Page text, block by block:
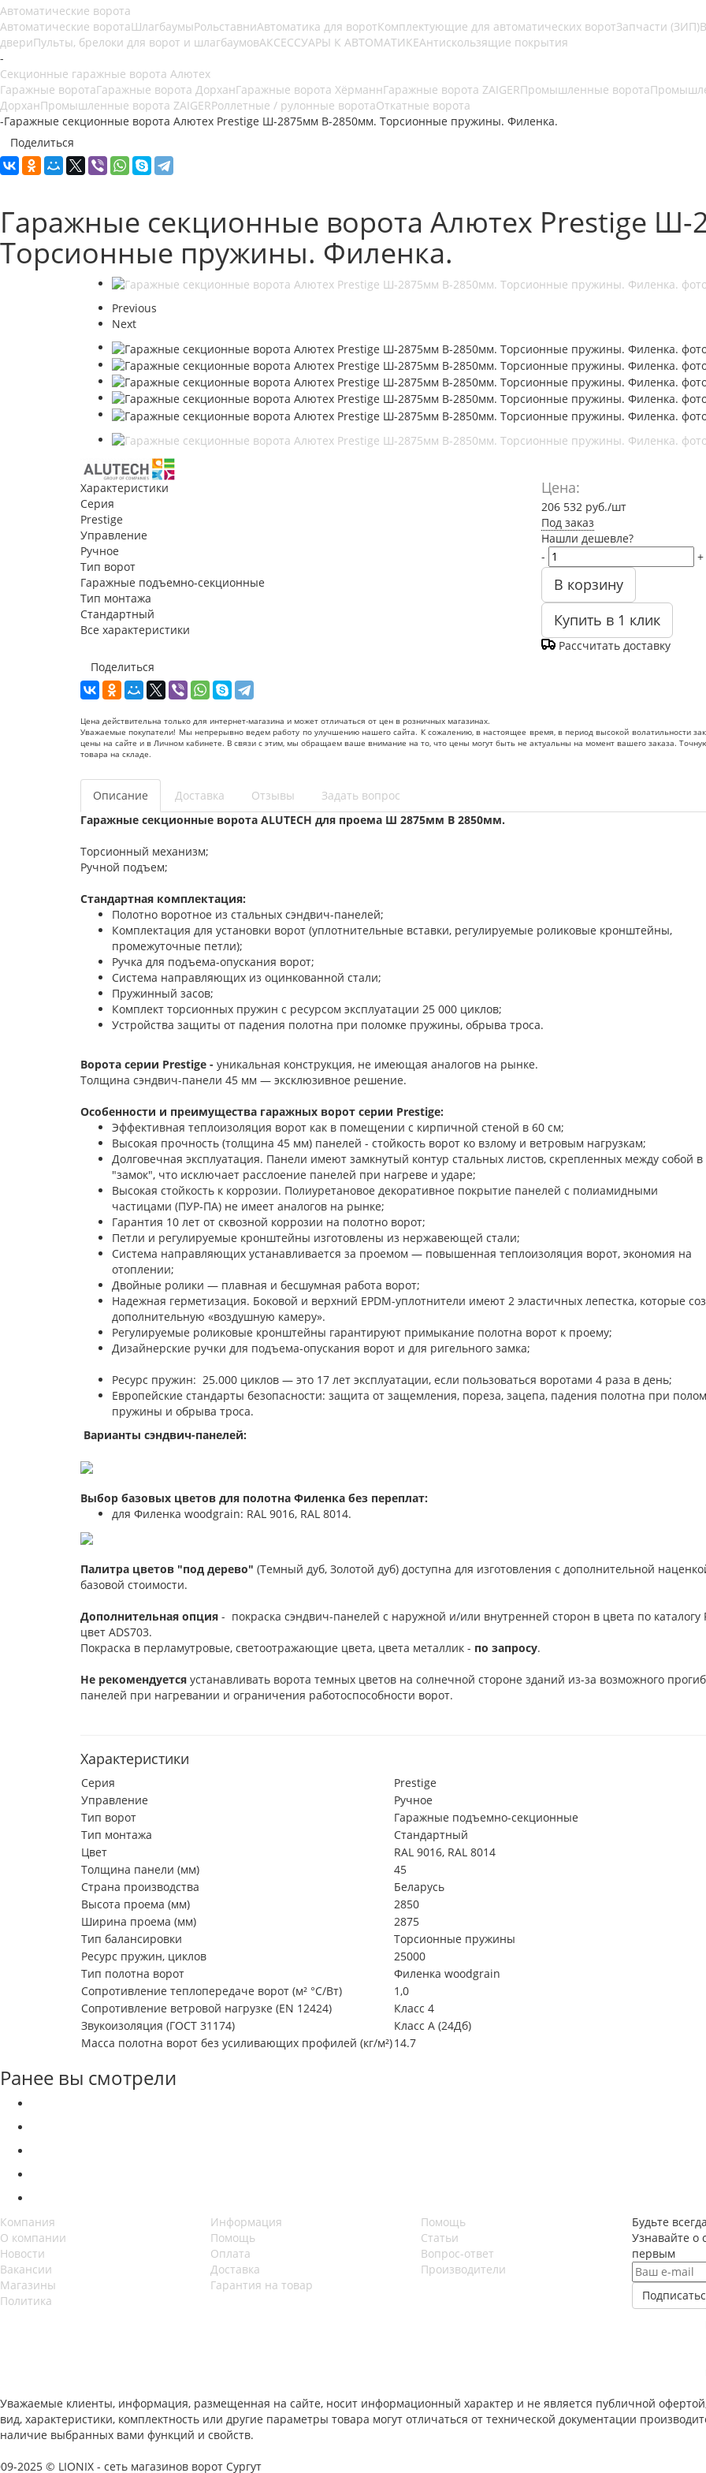
Автоматические ворота
Автоматические воротаШлагбаумыРольставниАвтоматика для воротКомплектующие для автоматических воротЗапчасти (ЗИП)
двериПульты, брелоки для ворот и шлагбаумовАКСЕССУАРЫ К АВТОМАТИКЕАнтискользящие покрытия
-
Секционные гаражные ворота Алютех
Гаражные воротаГаражные ворота ДорханГаражные ворота ХёрманнГаражные ворота ZAIGERПромышленные ворота
ДорханПромышленные ворота ZAIGERРоллетные / рулонные воротаОткатные ворота
-Гаражные секционные ворота Алютех Prestige Ш-2875мм В-2850мм. Торсионные пружины. Филенка.
Поделиться
Гаражные секционные ворота Алютех Prestige
Торсионные пружины. Филенка.
Previous
Next
Характеристики
Серия
Prestige
Управление
Ручное
Тип ворот
Гаражные подъемно-секционные
Тип монтажа
Стандартный
Все характеристики
Цена:
206 532 руб./шт
Под заказ
Нашли дешевле?
-
+
В корзину
Купить в 1 клик
Рассчитать доставку
Поделиться
Цена действительна только для интернет-магазина и может отличаться от цен в розничных магазинах.
Уважаемые покупатели! Мы непрерывно ведем работу по улучшению нашего сайта. К сожалению, в настоящее время, в период высокой волатильности
цены на сайте и в Личном кабинете. В связи с этим, мы обращаем ваше внимание на то, что цены могут быть не актуальны на момент вашего заказа.
товара на складе.
Описание Доставка Отзывы
Задать вопрос
Гаражные секционные ворота ALUTECH для проема Ш 2875мм В 2850мм.
Торсионный механизм;
Ручной подъем;
Стандартная комплектация:
Полотно воротное из стальных сэндвич-панелей;
Комплектация для установки ворот (уплотнительные вставки, регулируемые роликовые кронштейны,
промежуточные петли);
Ручка для подъема-опускания ворот;
Система направляющих из оцинкованной стали;
Пружинный засов;
Комплект торсионных пружин с ресурсом эксплуатации 25 000 циклов;
Устройства защиты от падения полотна при поломке пружины, обрыва троса.
Ворота серии Prestige - уникальная конструкция, не имеющая аналогов на рынке.
Толщина сэндвич-панели 45 мм — эксклюзивное решение.
Особенности и преимущества гаражных ворот серии Prestige:
Эффективная теплоизоляция ворот как в помещении с кирпичной стеной в 60 см;
Высокая прочность (толщина 45 мм) панелей - стойкость ворот ко взлому и ветровым нагрузкам;
Долговечная эксплуатация. Панели имеют замкнутый контур стальных листов, скрепленных между собой в
"замок", что исключает расслоение панелей при нагреве и ударе;
Высокая стойкость к коррозии. Полиуретановое декоративное покрытие панелей с полиамидными
частицами (ПУР-ПА) не имеет аналогов на рынке;
Гарантия 10 лет от сквозной коррозии на полотно ворот;
Петли и регулируемые кронштейны изготовлены из нержавеющей стали;
Система направляющих устанавливается за проемом — повышенная теплоизоляция ворот, экономия на
отоплении;
Двойные ролики — плавная и бесшумная работа ворот;
Надежная герметизация. Боковой и верхний EPDM-уплотнители имеют 2 эластичных лепестка, которые
дополнительную «воздушную камеру».
Регулируемые роликовые кронштейны гарантируют примыкание полотна ворот к проему;
Дизайнерские ручки для подъема-опускания ворот и для ригельного
Ресурс пружин: 25.000 циклов — это 17 лет эксплуатации, если пользоваться воротами 4 раза в день;
Европейские стандарты безопасности: защита от защемления, пореза, зацепа, падения полотна при
пружины и обрыва троса.
Варианты сэндвич-панелей:
Выбор базовых цветов для полотна Филенка без переплат:
для Филенка woodgrain: RAL 9016, RAL 8014.
Палитра цветов "под дерево" (Темный дуб, Золотой дуб) доступна для изготовления с дополнительной
базовой стоимости.
Дополнительная опция - покраска сэндвич-панелей с наружной и/или внутренней сторон в цвета по каталогу
цвет ADS703.
Покраска в перламутровые, светоотражающие цвета, цвета металлик - по запросу.
Не рекомендуется устанавливать ворота темных цветов на солнечной стороне зданий из-за возможного
панелей при нагревании и ограничения работоспособности ворот.
Характеристики
Серия
Prestige
Управление
Ручное
Тип ворот
Гаражные подъемно-секционные
Тип монтажа
Стандартный
Цвет
RAL 9016, RAL 8014
Толщина панели (мм)
45
Страна производства
Беларусь
Высота проема (мм)
2850
Ширина проема (мм)
2875
Тип балансировки
Торсионные пружины
Ресурс пружин, циклов
25000
Тип полотна ворот
Филенка woodgrain
Сопротивление теплопередаче ворот (м² °С/Вт)
1,0
Сопротивление ветровой нагрузке (EN 12424)
Класс 4
Звукоизоляция (ГОСТ 31174)
Класс А (24Дб)
Масса полотна ворот без усиливающих профилей (кг/м²)14.7
Ранее вы смотрели
Компания
О компании
Новости
Вакансии
Магазины
Политика
Информация
Помощь
Оплата
Доставка
Гарантия на товар
Помощь
Статьи
Вопрос-ответ
Производители
Будьте
Узнавайте о
первым
Уважаемые клиенты, информация, размещенная на сайте, носит информационный характер и не является публичной
вид, характеристики, комплектность или другие параметры товара могут отличаться от технической документации
наличие выбранных вами функций и свойств.
2025 © LIONIX - сеть магазинов ворот Сургут